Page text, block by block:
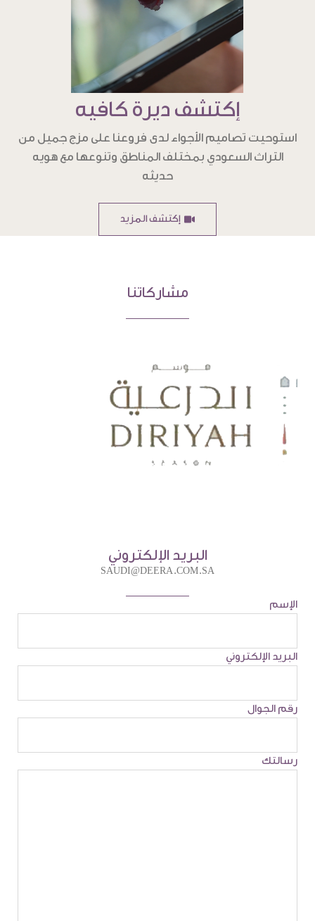
إكتشف ديرة كافيه
استوحيت تصاميم الأجواء لدى فروعنا على مزج جميل من
التراث السعودي بمختلف المناطق وتنوعها مع هويه
حديثه
إكتشف المزيد
مشاركاتنا
البريد الإلكتروني
SAUDI@DEERA.COM.SA
الإسم
البريد الإلكتروني
رقم الجوال
رسالتك